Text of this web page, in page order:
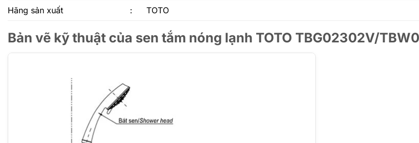
Hãng sản xuất
: TOTO
Bản vẽ kỹ thuật của sen tắm nóng lạnh TOTO TBG02302V/